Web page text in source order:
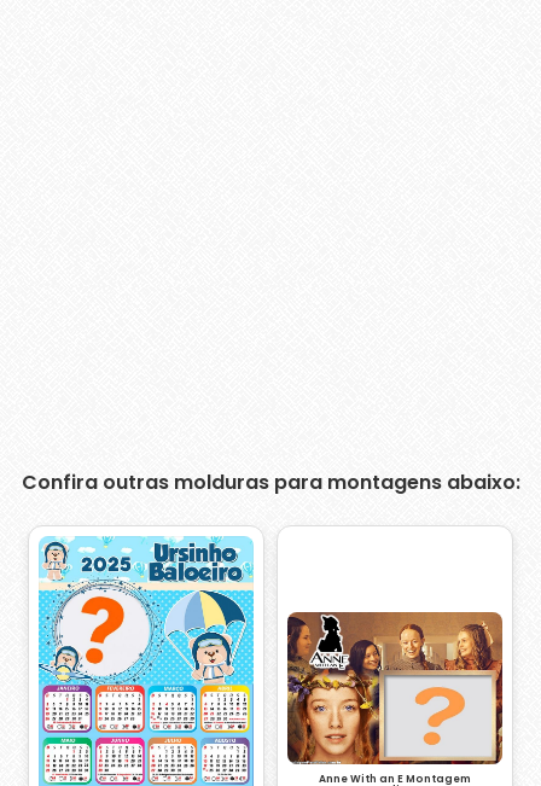
Confira outras molduras para montagens abaixo:
Anne With an E Montagem